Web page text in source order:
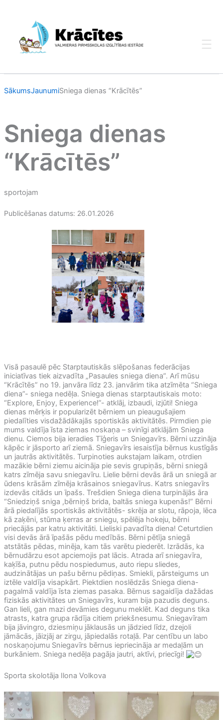
SākumsJaunumiSniega dienas “Krācītēs”
Sniega dienas
“Krācītēs”
sportojam
Publicēšanas datums: 26.01.2026
Visā pasaulē pēc Starptautiskās slēpošanas federācijas
iniciatīvas tiek aizvadīta „Pasaules sniega diena”. Arī mūsu
“Krācītēs” no 19. janvāra līdz 23. janvārim tika atzīmēta “Sniega
diena”- sniega nedēļa. Sniega dienas starptautiskais moto:
“Explore, Enjoy, Experience!”- atklāj, izbaudi, izjūti! Sniega
dienas mērķis ir popularizēt bērniem un pieaugušajiem
piedalīties visdažādākajās sportiskās aktivitātēs. Pirmdien pie
mums valdīja īsta ziemas noskaņa – svinīgi atklājām Sniega
dienu. Ciemos bija ieradies Tīģeris un Sniegavīrs. Bērni uzzināja
kāpēc ir jāsporto arī ziemā. Sniegavīrs iesaistīja bērnus kustīgās
un jautrās aktivitātēs. Turpinoties aukstajam laikam, otrdien
mazākie bērni ziemu aicināja pie sevis grupiņās, bērni sniegā
katrs zīmēja savu sniegavīru. Lielie bērni devās ārā un sniegā ar
ūdens krāsām zīmēja krāsainos sniegavīrus. Katrs sniegavīrs
izdevās citāds un īpašs. Trešdien Sniega diena turpinājās āra
“Sniedziņš sniga ,bērniņš brida, baltās sniega kupenās!” Bērni
ārā piedalījās sportiskās aktivitātēs- skrēja ar slotu, rāpoja, lēca
kā zaķēni, stūma ķerras ar sniegu, spēlēja hokeju, bērni
priecājās par katru aktivitāti. Lieliski pavadīta diena! Ceturtdien
visi devās ārā īpašās pēdu medībās. Bērni pētīja sniegā
atstātās pēdas, minēja, kam tās varētu piederēt. Izrādās, ka
bērnudārzu esot apciemojis pat lācis. Atrada arī sniegavīra,
kaķīša, putnu pēdu nospiedumus, auto riepu sliedes,
audzinātājas un pašu bērnu pēdiņas. Smiekli, pārsteigums un
iztēle valdīja visapkārt. Piektdien noslēdzās Sniega diena-
pagalmā valdīja īsta ziemas pasaka. Bērnus sagaidīja dažādas
fiziskās aktivitātes un Sniegavīrs, kuram bija pazudis deguns.
Gan lieli, gan mazi devāmies degunu meklēt. Kad deguns tika
atrasts, katra grupa rādīja citiem priekšnesumu. Sniegavīram
bija jāvingro, dziesmiņu jāklausās un jādzied līdz, dzejoli
jāmācās, jāizjāj ar zirgu, jāpiedalās rotaļā. Par centību un labo
noskaņojumu Sniegavīrs bērnus iepriecināja ar medaļām un
burkāniem. Sniega nedēļa pagāja jautri, aktīvi, priecīgi!
Sporta skolotāja Ilona Volkova